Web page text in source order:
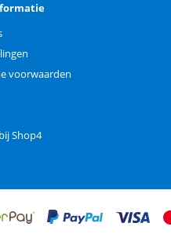
voorwaarden
Shop4